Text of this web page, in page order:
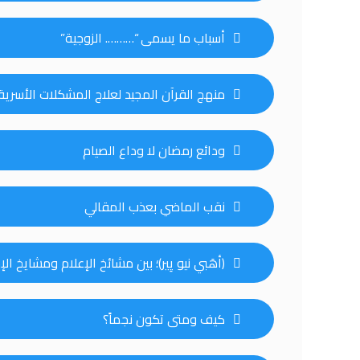
أسباب ما يسمى “………. الزوجية”
منهج القرآن المجيد لعلاج المشكلات
ودائع رمضان لا وداع الصيام
نقب الماضي بعذب المقالي
(أهَبي نيو يِير)؛ بين مشائخ الإعلام ومشايخ
كيف ومتى تكون نجماً؟